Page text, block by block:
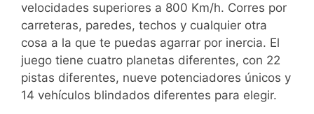
velocidades superiores a 800 Km/h. Corres por
carreteras, paredes, techos y cualquier otra
cosa a la que te puedas agarrar por inercia. El
juego tiene cuatro planetas diferentes, con 22
pistas diferentes, nueve potenciadores únicos y
14 vehículos blindados diferentes para elegir.